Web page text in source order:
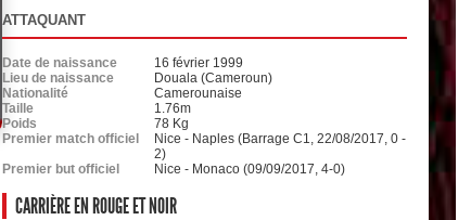
ATTAQUANT
Date de naissance
16 février 1999
Lieu de naissance
Douala (Cameroun)
Nationalité
Camerounaise
Taille
1.76m
Poids
78 Kg
Premier match officiel
Nice - Naples (Barrage C1, 22/08/2017, 0 -
2)
Premier but officiel
Nice - Monaco (09/09/2017, 4-0)
CARRIÈRE EN ROUGE ET NOIR